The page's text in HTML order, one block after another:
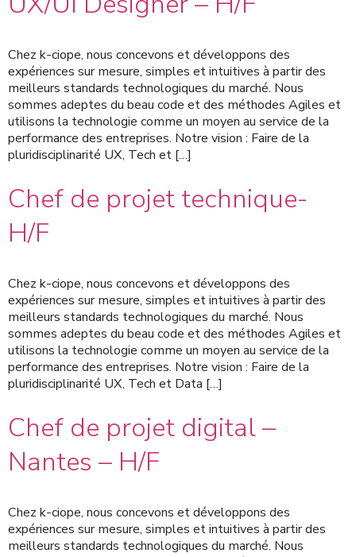
Chez k-ciope, nous concevons et développons des
expériences sur mesure, simples et intuitives à partir des
meilleurs standards technologiques du marché. Nous
sommes adeptes du beau code et des méthodes Agiles et
utilisons la technologie comme un moyen au service de la
performance des entreprises. Notre vision : Faire de la
pluridisciplinarité UX, Tech et […]
Chef de projet technique-
H/F
Chez k-ciope, nous concevons et développons des
expériences sur mesure, simples et intuitives à partir des
meilleurs standards technologiques du marché. Nous
sommes adeptes du beau code et des méthodes Agiles et
utilisons la technologie comme un moyen au service de la
performance des entreprises. Notre vision : Faire de la
pluridisciplinarité UX, Tech et Data […]
Chef de projet digital –
Nantes – H/F
Chez k-ciope, nous concevons et développons des
expériences sur mesure, simples et intuitives à partir des
meilleurs standards technologiques du marché. Nous